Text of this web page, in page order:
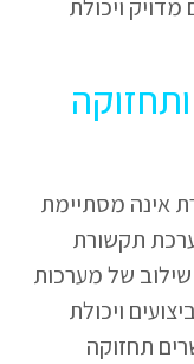
ויכולת
אינה מסתיימת
תקשורת
של מערכות
ויכולת
תחזוקה